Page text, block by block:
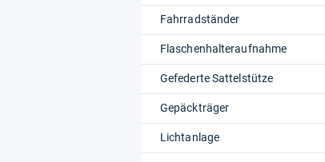
Fahrradständer
Flaschenhalteraufnahme
Gefederte Sattelstütze
Gepäckträger
Lichtanlage